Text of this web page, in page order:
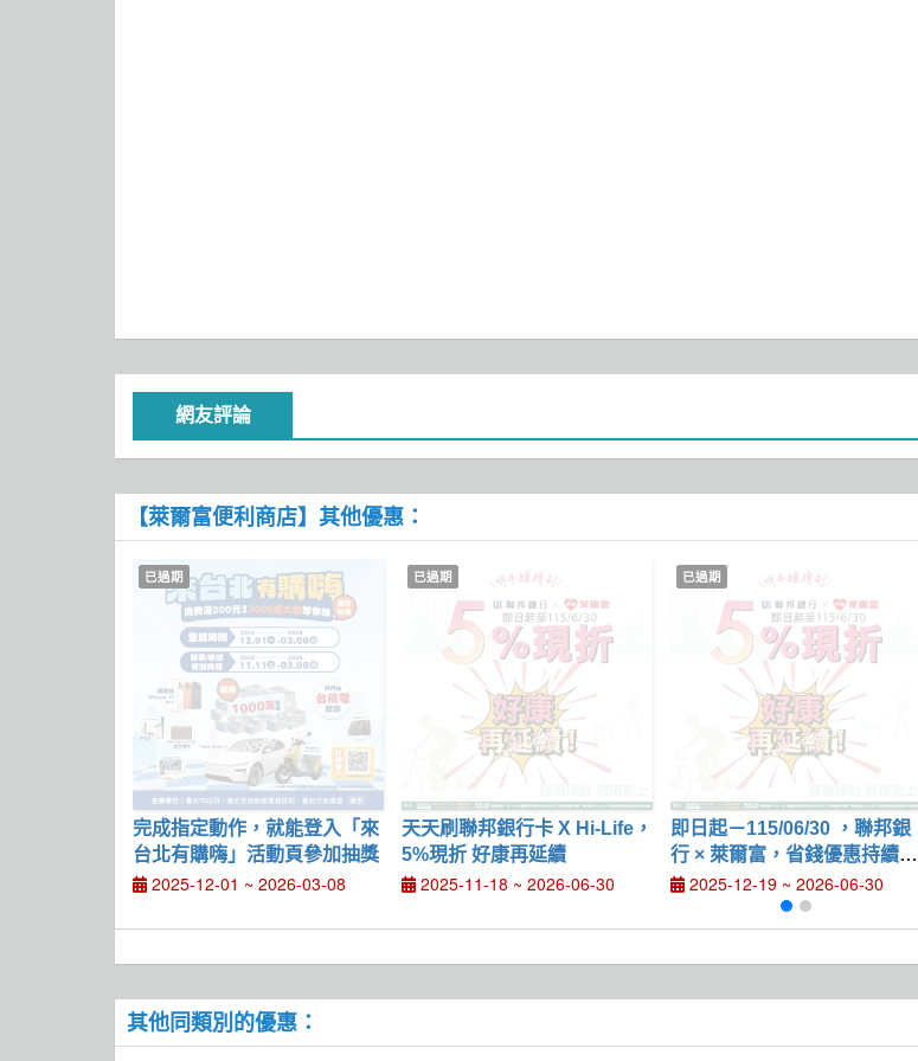
網友評論
【萊爾富便利商店】其他優惠：
已過期
完成指定動作，就能登入「來
台北有購嗨」活動頁參加抽獎
2025-12-01 ~ 2026-03-08
已過期
天天刷聯邦銀行卡 X Hi-Life，
5%現折 好康再延續
2025-11-18 ~ 2026-06-30
已過期
即日起－115/06/30 ，聯邦銀
行 × 萊爾富，省錢優惠持續放
送中2025-12-19 ~ 2026-06-30
其他同類別的優惠：